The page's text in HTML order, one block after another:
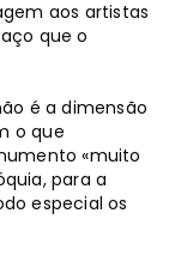
aos artistas
que o
é a dimensão
o que
«muito
para a
especial os